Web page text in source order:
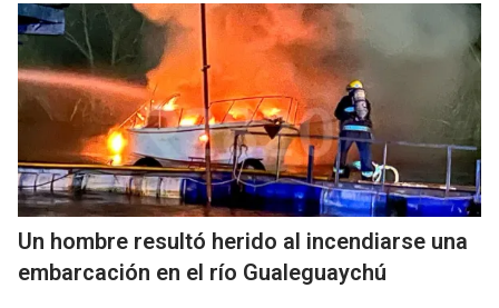
Un hombre resultó herido al incendiarse una
embarcación en el río Gualeguaychú